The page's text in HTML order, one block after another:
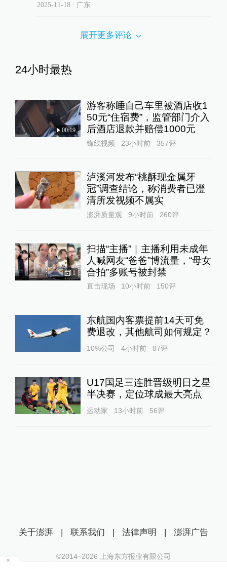
2025-11-18∙ 广东
展开更多评论
24小时最热
00:19
游客称睡自己车里被酒店收1
50元“住宿费”，监管部门介入
后酒店退款并赔偿1000元
锋线视频 23小时前 357评
泸溪河发布“桃酥现金属牙
冠”调查结论，称消费者已澄
清所发视频不属实
澎湃质量观 9小时前 260评
1
扫描“主播”｜主播利用未成年
人喊网友“爸爸”博流量，“母女
合拍”多账号被封禁
直击现场 10小时前 150评
东航国内客票提前14天可免
费退改，其他航司如何规定？
10%公司 4小时前 87评
U17国足三连胜晋级明日之星
半决赛，定位球成最大亮点
运动家 13小时前 56评
关于澎湃 | 联系我们 | 法律声明 | 澎湃广告
©2014~2026 上海东方报业有限公司